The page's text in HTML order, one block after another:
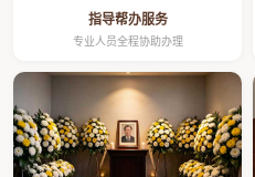
指导帮办服务
专业人员全程协助办理